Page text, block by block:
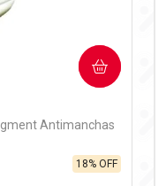
Antimanchas
18% OFF
COMPRAR